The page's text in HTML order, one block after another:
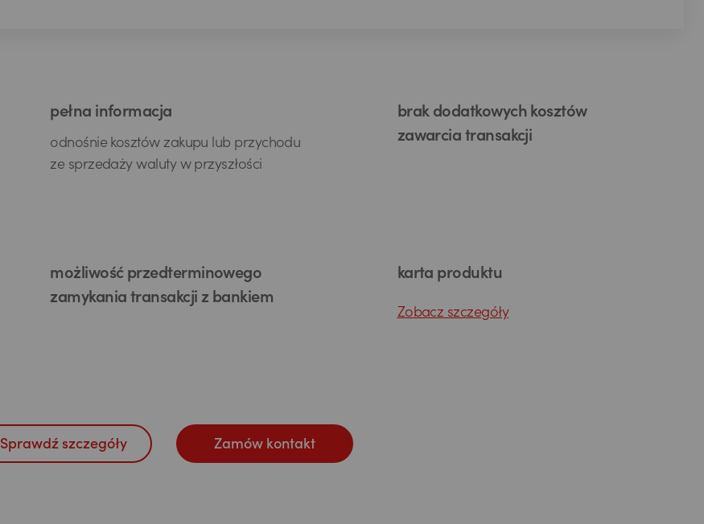
pełna informacja
odnośnie kosztów zakupu lub przychodu
ze sprzedaży waluty w przyszłości
brak dodatkowych kosztów
zawarcia transakcji
możliwość przedterminowego
zamykania transakcji z bankiem
karta produktu
Zobacz szczegóły
Sprawdź szczegóły Zamów kontakt